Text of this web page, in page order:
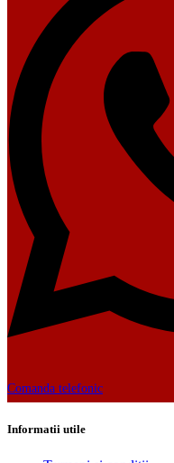
Comanda telefonic
Informatii utile